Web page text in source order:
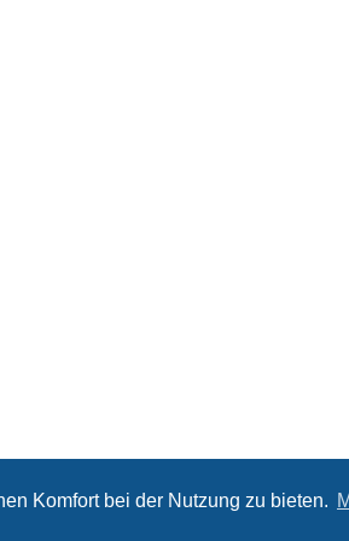
Komfort bei der Nutzung zu bieten.